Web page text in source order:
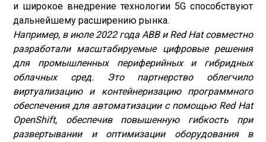
и широкое внедрение технологии 5G способствуют
дальнейшему расширению рынка.
Например, в июле 2022 года ABB и Red Hat совместно
разработали масштабируемые цифровые решения
для промышленных периферийных и гибридных
облачных сред. Это партнерство облегчило
виртуализацию и контейнеризацию программного
обеспечения для автоматизации с помощью Red Hat
OpenShift, обеспечив повышенную гибкость при
развертывании и оптимизации оборудования в